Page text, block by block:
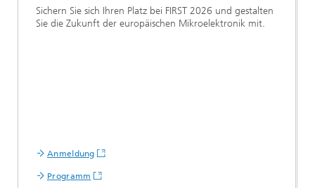
Sichern Sie sich Ihren Platz bei FIRST 2026 und gestalten
Sie die Zukunft der europäischen Mikroelektronik mit.
Anmeldung
Programm